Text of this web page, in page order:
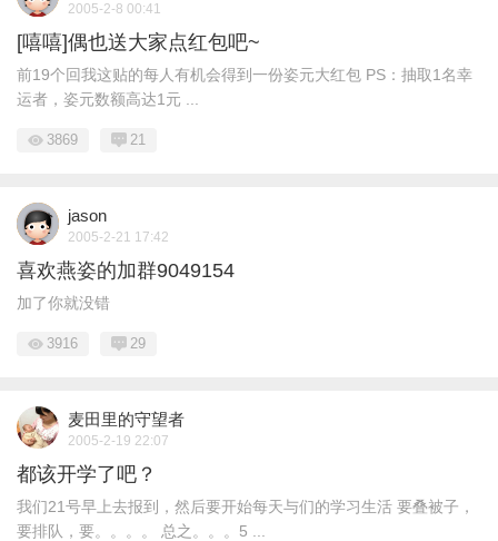
2005-2-8 00:41
[嘻嘻]偶也送大家点红包吧~
前19个回我这贴的每人有机会得到一份姿元大红包 PS：抽取1名幸
运者，姿元数额高达1元 ...
3869 21
jason
2005-2-21 17:42
喜欢燕姿的加群9049154
加了你就没错
3916 29
麦田里的守望者
2005-2-19 22:07
都该开学了吧？
我们21号早上去报到，然后要开始每天与们的学习生活 要叠被子，
要排队，要。。。。 总之。。。5 ...